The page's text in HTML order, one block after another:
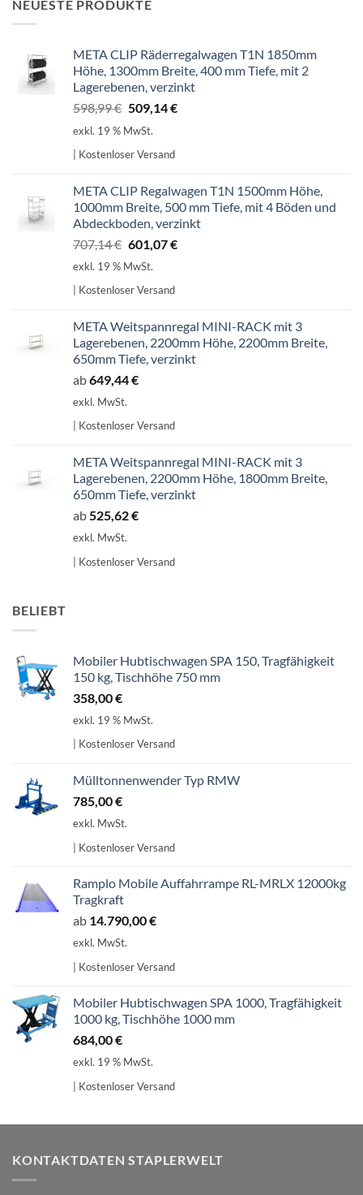
NEUESTE PRODUKTE
META CLIP Räderregalwagen T1N 1850mm
Höhe, 1300mm Breite, 400 mm Tiefe, mit 2
Lagerebenen, verzinkt
598,99€ Ursprünglicher
Preis
598,99 €
509,14€Aktueller
exkl. 19 % MwSt.
| Kostenloser Versand
META CLIP Regalwagen T1N 1500mm Höhe,
1000mm Breite, 500 mm Tiefe, mit 4 Böden und
Abdeckboden, verzinkt
707,14€ Ursprünglicher
Preis
707,14 €
601,07€Aktueller
exkl. 19 % MwSt.
| Kostenloser Versand
META Weitspannregal MINI-RACK mit 3
Lagerebenen, 2200mm Höhe, 2200mm Breite,
650mm Tiefe, verzinkt
ab649,44€
exkl. MwSt.
| Kostenloser Versand
META Weitspannregal MINI-RACK mit 3
Lagerebenen, 2200mm Höhe, 1800mm Breite,
650mm Tiefe, verzinkt
ab525,62€
exkl. MwSt.
| Kostenloser Versand
BELIEBT
Mobiler Hubtischwagen SPA 150, Tragfähigkeit
150 kg, Tischhöhe 750 mm
358,00€
exkl. 19 % MwSt.
| Kostenloser Versand
Mülltonnenwender Typ RMW
785,00€
exkl. MwSt.
| Kostenloser Versand
Ramplo Mobile Auffahrrampe RL-MRLX 12000kg
Tragkraft
ab 14.790,00€
exkl. MwSt.
| Kostenloser Versand
Mobiler Hubtischwagen SPA 1000, Tragfähigkeit
1000 kg, Tischhöhe 1000 mm
684,00€
exkl. 19 % MwSt.
| Kostenloser Versand
KONTAKTDATEN STAPLERWELT